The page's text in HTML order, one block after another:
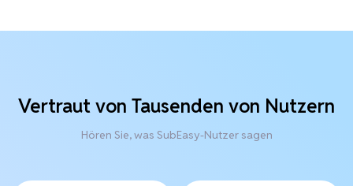
Vertraut von Tausenden von Nutzern
Hören Sie, was SubEasy-Nutzer sagen